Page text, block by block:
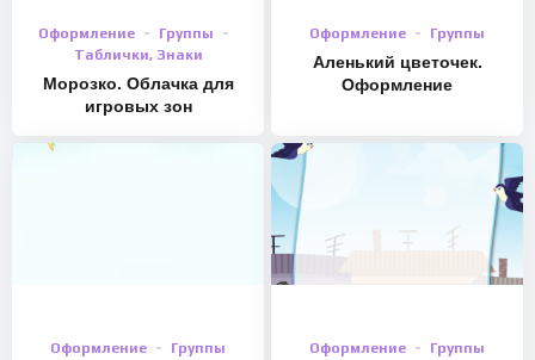
Оформление
Группы
Таблички, Знаки
Морозко. Облачка для
игровых зон
Оформление Группы
Аленький цветочек.
Оформление
Оформление Группы Оформление Группы